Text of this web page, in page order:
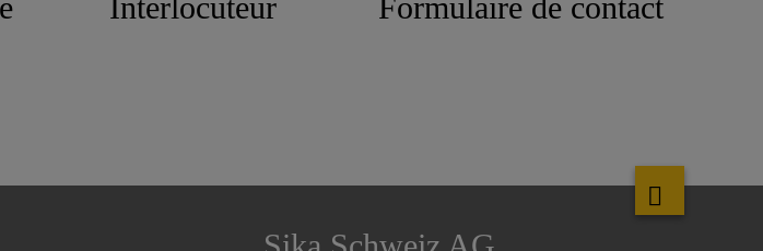
Interlocuteur Formulaire de contact